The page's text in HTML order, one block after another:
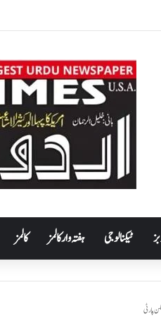
ٹیکنالوجی ہفتہ وار کالمز کالمز
پارٹی